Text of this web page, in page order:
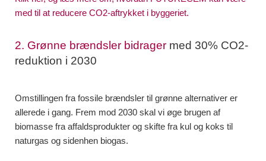
med til at reducere CO2-aftrykket i byggeriet.
2. Grønne brændsler bidrager med 30% CO2-
reduktion i 2030
Omstillingen fra fossile brændsler til grønne alternativer er
allerede i gang. Frem mod 2030 skal vi øge brugen af
biomasse fra affaldsprodukter og skifte fra kul og koks til
naturgas og sidenhen biogas.